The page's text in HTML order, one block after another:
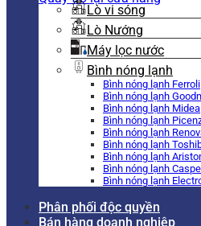
Lò vi sóng
Lò Nướng
Máy lọc nước
Bình nóng lạnh
Bình nóng lạnh Ferroli
Bình nóng lạnh
Bình nóng lạnh Midea
Bình nóng lạnh
Bình nóng lạnh
Bình nóng lạnh
Bình nóng lạnh
Bình nóng lạnh
Bình nóng lạnh
Phân phối độc quyền
Bán hàng doanh nghiệp